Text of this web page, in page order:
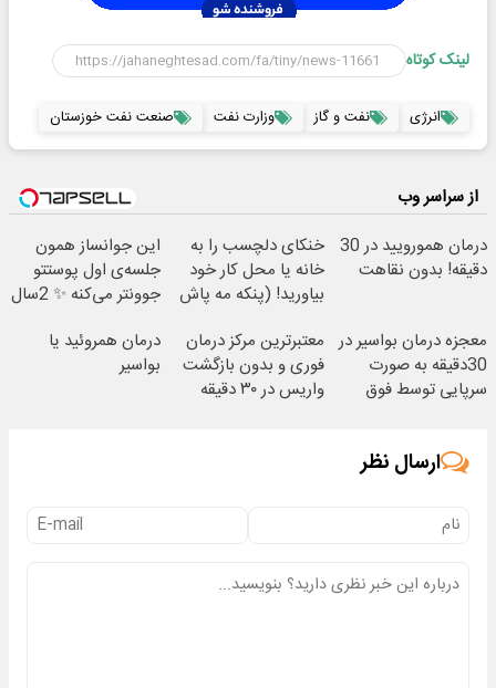
لینک کوتاه
انرژی نفت و گاز وزارت نفت صنعت نفت خوزستان
از سراسر وب
درمان همورویید در 30
دقیقه! بدون نقاهت
خنکای دلچسب را به
خانه یا محل کار خود
بیاورید! (پنکه مه پاش
این جوانساز همون
جلسه‌ی اول پوستتو
جوونتر می‌کنه ✨ 2سال
معجزه درمان بواسیر در
30دقیقه به صورت
سرپایی توسط فوق
معتبرترین مرکز درمان
فوری و بدون بازگشت
واریس در ۳۰ دقیقه
درمان همروئید یا
بواسیر
ارسال نظر